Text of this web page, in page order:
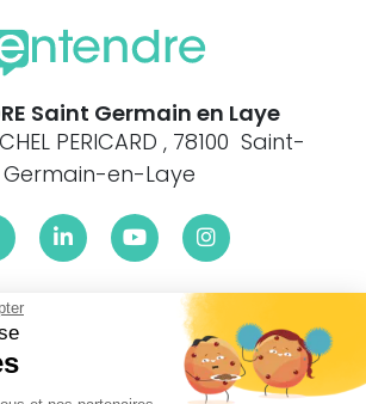
Saint Germain en Laye
PERICARD , 78100 Saint-
Germain-en-Laye
Saint Germain en Laye (78100) est
78240 Chambourcy, 78750 Mareil-Marly,
Marly-le-Roi, 78300 Poissy, 78300 La